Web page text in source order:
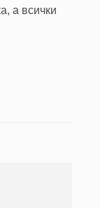
а всички